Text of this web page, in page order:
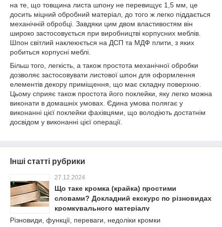
на те, що товщина листа шпону не перевищує 1,5 мм, це
досить міцний обробний матеріал, до того ж легко піддається
механічній обробці. Завдяки цим двом властивостям він
широко застосовується при виробництві корпусних меблів.
Шпон світлий наклеюється на ДСП та МДФ плити, з яких
робиться корпусні меблі.
Більш того, легкість, а також простота механічної обробки
дозволяє застосовувати листової шпон для оформлення
елементів декору приміщення, що має складну поверхню.
Цьому сприяє також простота його поклейки, яку легко можна
виконати в домашніх умовах. Єдина умова полягає у
виконанні цієї поклейки фахівцями, що володіють достатнім
досвідом у виконанні цієї операції.
Інші статті рубрики
27.12.2024
Що таке кромка (крайка) простими
словами? Докладний екскурс по різновидах
кромкувального матеріалу
Різновиди, функції, переваги, недоліки кромки